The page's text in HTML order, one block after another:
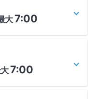
大7:00
7:00